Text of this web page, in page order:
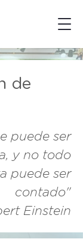
de
puede ser
y no todo
puede ser
contado"
Einstein